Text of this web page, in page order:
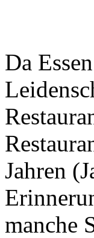
Da
Jahren
manche